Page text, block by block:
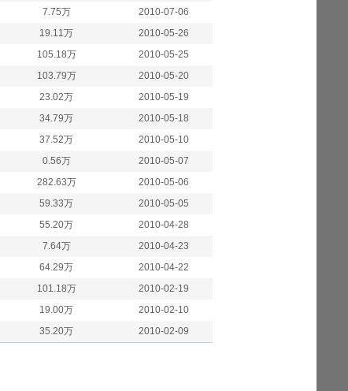
7.75万
2010-07-06
19.11万
2010-05-26
105.18万
2010-05-25
103.79万
2010-05-20
23.02万
2010-05-19
34.79万
2010-05-18
37.52万
2010-05-10
0.56万
2010-05-07
282.63万
2010-05-06
59.33万
2010-05-05
55.20万
2010-04-28
7.64万
2010-04-23
64.29万
2010-04-22
101.18万
2010-02-19
19.00万
2010-02-10
35.20万 2010-02-09